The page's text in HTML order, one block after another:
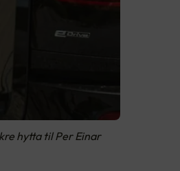
hytta til Per Einar